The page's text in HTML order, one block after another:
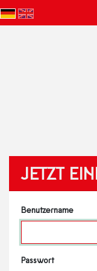
JETZT
Benutzername
Passwort